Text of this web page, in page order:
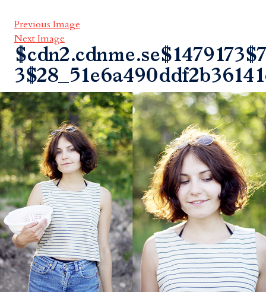
Previous Image
Next Image